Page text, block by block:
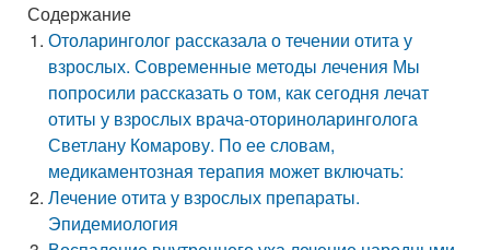
Содержание
Отоларинголог рассказала о течении отита у
взрослых. Современные методы лечения Мы
попросили рассказать о том, как сегодня лечат
отиты у взрослых врача-оториноларинголога
Светлану Комарову. По ее словам,
медикаментозная терапия может включать:
Лечение отита у взрослых препараты.
Эпидемиология